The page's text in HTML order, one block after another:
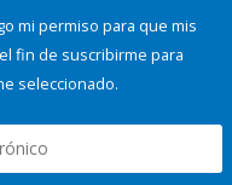
mi permiso para que mis
fin de suscribirme para
seleccionado.